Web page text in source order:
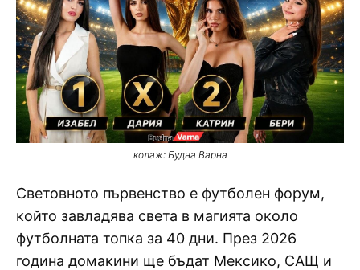
колаж: Будна Варна
Световното първенство е футболен форум,
който завладява света в магията около
футболната топка за 40 дни. През 2026
година домакини ще бъдат Мексико, САЩ и